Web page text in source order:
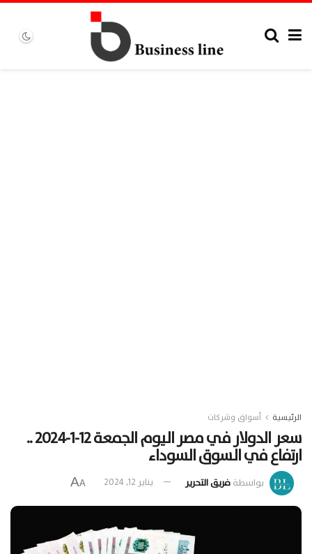
الرئيسية أسواق وشركات
سعر الدولار في مصر اليوم الجمعة 12-1-2024 ..
ارتفاع في السوق السوداء
بواسطةفريق التحرير يناير 12, 2024 A
A